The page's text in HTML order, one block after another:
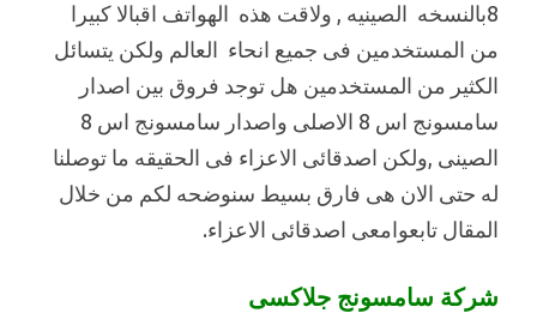
8بالنسخه الصينيه , ولاقت هذه الهواتف اقبالا كبيرا
من المستخدمين فى جميع انحاء العالم ولكن يتسائل
الكثير من المستخدمين هل توجد فروق بين اصدار
سامسونج اس 8 الاصلى واصدار سامسونج اس 8
الصينى ,ولكن اصدقائى الاعزاء فى الحقيقه ما توصلنا
له حتى الان هى فارق بسيط سنوضحه لكم من خلال
المقال تابعوامعى اصدقائى الاعزاء.
شركة سامسونج جلاكسى